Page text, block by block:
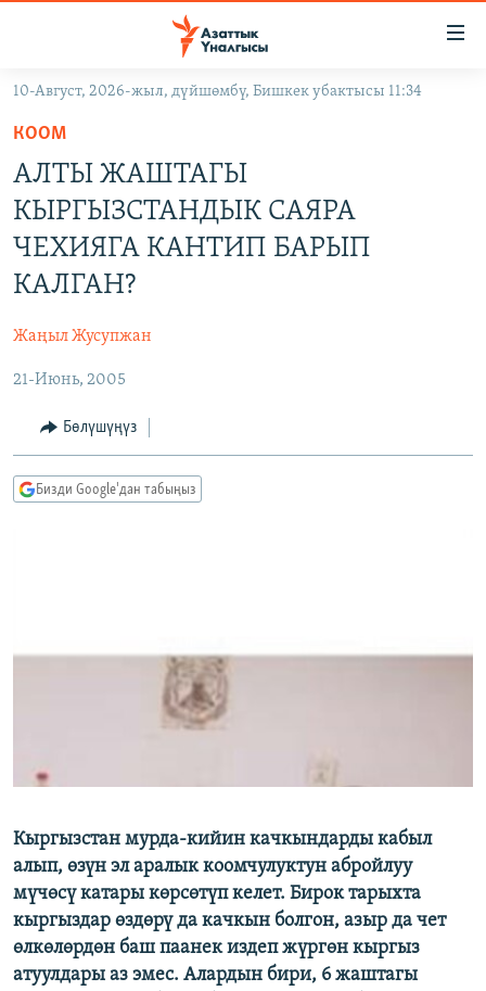
Навигацияга
өтүңүз
Издөөгө
салыңыз
САЯСАТ
ЭКОНОМИКА
ДҮЙНӨ
БОРБОР АЗИЯ
УКРАИНА
АТАЙЫН ИЛИКТӨӨ
БҮГҮН АЗАТТЫКТА
ЭКСПЕРТТЕР ТАЛДАЙТ
БИЗ ЖАНА ДҮЙНӨ
ЭЖЕ-СИҢДИЛЕР
ПОДКАСТ
ӨЗГӨЧӨ ПИКИР
ОНЛАЙН ШЕРИНЕ
ЭЕ/АРнун бардык сайттары
10-Август, 2026-жыл, дүйшөмбү, Бишкек убактысы 11:34
КООМ
АЛТЫ ЖАШТАГЫ
КЫРГЫЗСТАНДЫК САЯРА
ЧЕХИЯГА КАНТИП БАРЫП
КАЛГАН?
Жаңыл Жусупжан
21-Июнь, 2005
Бөлүшүңүз
Бизди Google'дан табыңыз
Кыргызстан мурда-кийин качкындарды кабыл
алып, өзүн эл аралык коомчулуктун абройлуу
мүчөсү катары көрсөтүп келет. Бирок тарыхта
кыргыздар өздөрү да качкын болгон, азыр да чет
өлкөлөрдөн баш паанек издеп жүргөн кыргыз
атуулдары аз эмес. Алардын бири, 6 жаштагы